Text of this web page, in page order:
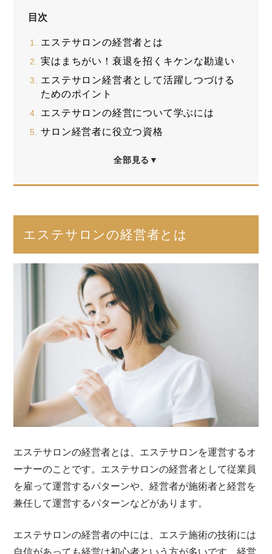
目次
エステサロンの経営者とは
実はまちがい！衰退を招くキケンな勘違い
エステサロン経営者として活躍しつづける
ためのポイント
エステサロンの経営について学ぶには
サロン経営者に役立つ資格
全部見る▼
エステサロンの経営者とは
エステサロンの経営者とは、エステサロンを運営するオ
ーナーのことです。エステサロンの経営者として従業員
を雇って運営するパターンや、経営者が施術者と経営を
兼任して運営するパターンなどがあります。
エステサロンの経営者の中には、エステ施術の技術には
自信があっても経営は初心者という方が多いです。経営